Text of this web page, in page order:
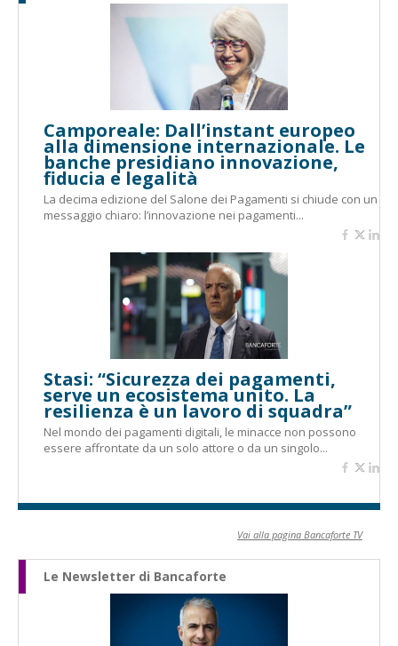
Camporeale: Dall’instant europeo
alla dimensione internazionale. Le
banche presidiano innovazione,
fiducia e legalità
La decima edizione del Salone dei Pagamenti si chiude con un
messaggio chiaro: l’innovazione nei pagamenti...
Stasi: “Sicurezza dei pagamenti,
serve un ecosistema unito. La
resilienza è un lavoro di squadra”
Nel mondo dei pagamenti digitali, le minacce non possono
essere affrontate da un solo attore o da un singolo...
Vai alla pagina Bancaforte TV
Le Newsletter di Bancaforte